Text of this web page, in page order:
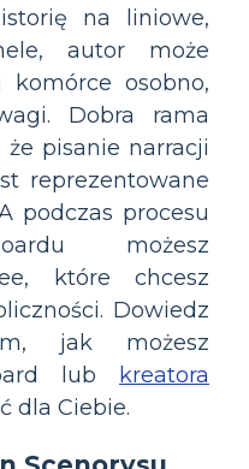
na liniowe,
autor może
osobno,
Dobra rama
pisanie narracji
reprezentowane
podczas procesu
możesz
które chcesz
Dowiedz
jak możesz
lub
kreatora
dla Ciebie.